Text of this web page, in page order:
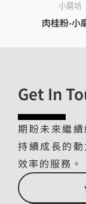
小磨坊
肉桂粉-小
Get In
期盼未來繼
持續成長的
效率的服務。